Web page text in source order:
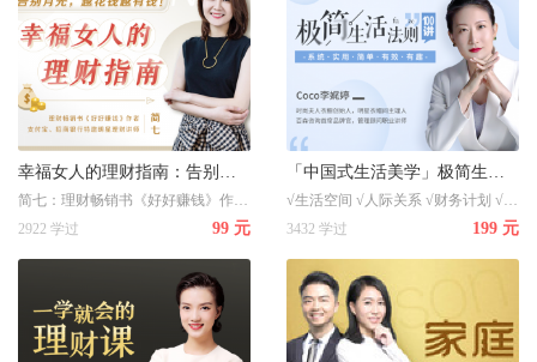
幸福女人的理财指南：告别月光，越花钱越有钱！
简七：理财畅销书《好好赚钱》作者、支付宝、招商银行特邀明星理财讲师
2922 学过
99 元
「中国式生活美学」极简生活法则100讲
√生活空间 √人际关系 √财务计划 √时间管理 √个人成长
3432 学过
199 元